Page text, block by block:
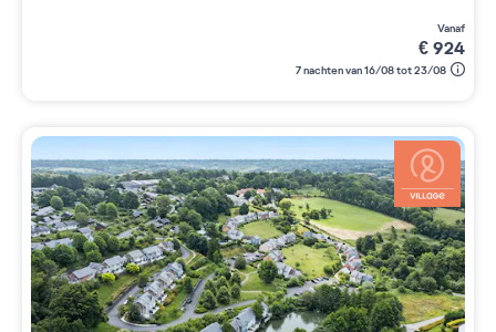
vanaf
€924
7 nachten van 16/08 tot 23/08